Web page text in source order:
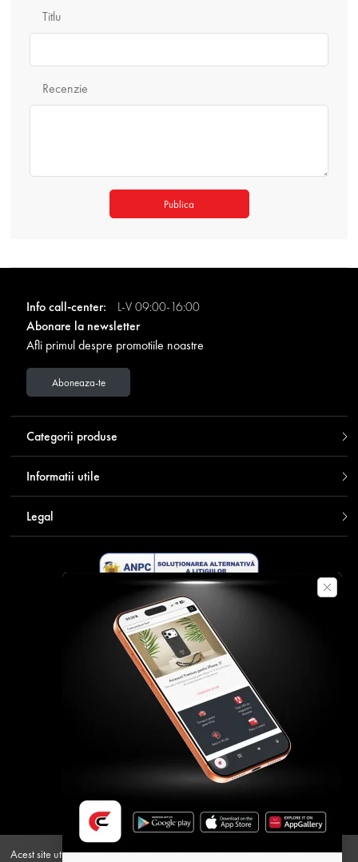
Titlu
Recenzie
Publica
Info call-center:
L-V 09:00-16:00
Abonare la newsletter
Afli primul despre promotiile noastre
Aboneaza-te
Categorii produse
Informatii utile
Legal
Descarca aplicatia Contakt
Plata securizata
Acest site utilizeaza cookie-uri pentru a oferi o experienta personalizata